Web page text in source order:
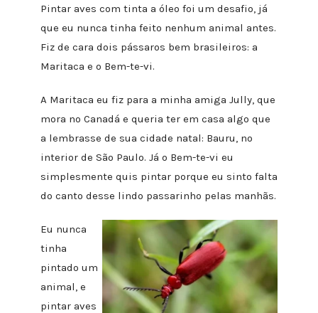
Pintar aves com tinta a óleo foi um desafio, já
que eu nunca tinha feito nenhum animal antes.
Fiz de cara dois pássaros bem brasileiros: a
Maritaca e o Bem-te-vi.
A Maritaca eu fiz para a minha amiga Jully, que
mora no Canadá e queria ter em casa algo que
a lembrasse de sua cidade natal: Bauru, no
interior de São Paulo. Já o Bem-te-vi eu
simplesmente quis pintar porque eu sinto falta
do canto desse lindo passarinho pelas manhãs.
Eu nunca
tinha
pintado um
animal, e
pintar aves